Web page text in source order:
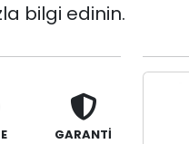
bilgi edinin.
GARANTİ